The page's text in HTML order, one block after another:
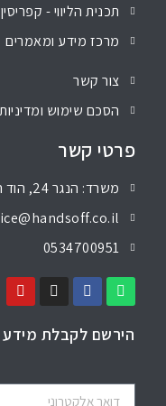
תכנית הליווי - קפריסין 360
מרכז מידע ומאמרים
צור קשר
הסכם שימוש
פרטי קשר
משרד: הנגר 24, הוד השרון
0534700951
הירשם לקבלת מידע